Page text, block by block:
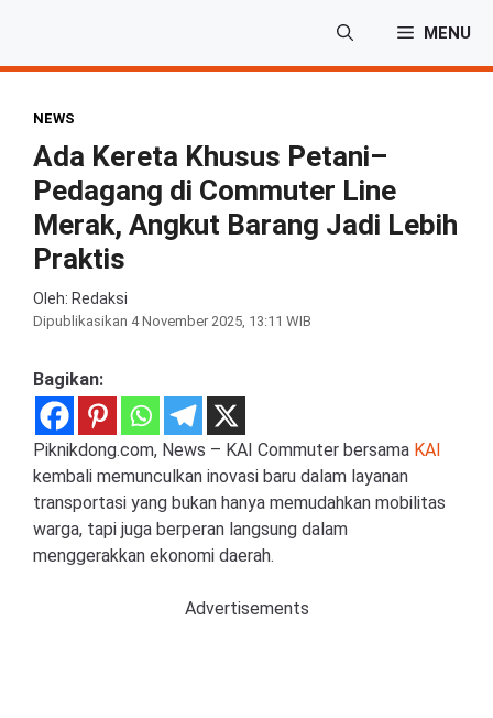
isi
MENU
NEWS
Ada Kereta Khusus Petani–
Pedagang di Commuter Line
Merak, Angkut Barang Jadi Lebih
Praktis
Oleh: Redaksi
Dipublikasikan 4 November 2025, 13:11 WIB
Bagikan:
Piknikdong.com, News – KAI Commuter bersama KAI
kembali memunculkan inovasi baru dalam layanan
transportasi yang bukan hanya memudahkan mobilitas
warga, tapi juga berperan langsung dalam
menggerakkan ekonomi daerah.
Advertisements